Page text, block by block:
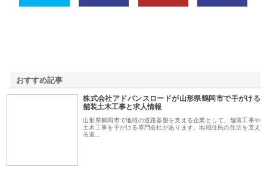
おすすめ記事
株式会社アドバンスロードが山形県鶴岡市で手がける
舗装土木工事と求人情報
山形県鶴岡市で地域の道路基盤を支える企業として、舗装工事や
土木工事を手がける専門会社があります。地域住民の生活を支え
る道…